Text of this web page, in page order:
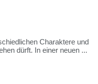
Charaktere und
dürft. In einer neuen ...